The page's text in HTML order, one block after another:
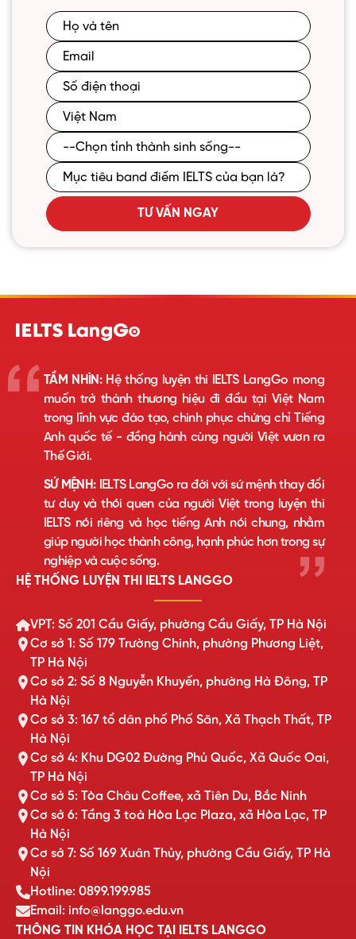
Cơ sở Hòa Lạc, TP Hà Nội
Địa chỉ: Tầng 3 toà Hòa Lạc Plaza, xã Hòa Lạc, TP
Hà Nội
Cơ sở Xuân Thủy, TP Hà Nội
Địa chỉ: Số 169 Xuân Thủy, phường Cầu Giấy, TP
Hà Nội
TƯ VẤN NGAY
TẦM NHÌN:Hệ thống luyện thi IELTS LangGo mong
muốn trở thành thương hiệu đi đầu tại Việt Nam
trong lĩnh vực đào tạo, chinh phục chứng chỉ Tiếng
Anh quốc tế - đồng hành cùng người Việt vươn ra
Thế Giới.
SỨ MỆNH:IELTS LangGo ra đời với sứ mệnh thay đổi
tư duy và thói quen của người Việt trong luyện thi
IELTS nói riêng và học tiếng Anh nói chung, nhằm
giúp người học thành công, hạnh phúc hơn trong sự
nghiệp và cuộc sống.
HỆ THỐNG LUYỆN THI IELTS LANGGO
VPT: Số 201 Cầu Giấy, phường Cầu Giấy, TP Hà Nội
Cơ sở 1: Số 179 Trường Chinh, phường Phương Liệt,
TP Hà Nội
Cơ sở 2: Số 8 Nguyễn Khuyến, phường Hà Đông, TP
Hà Nội
Cơ sở 3: 167 tổ dân phố Phố Săn, Xã Thạch Thất, TP
Hà Nội
Cơ sở 4: Khu DG02 Đường Phủ Quốc, Xã Quốc Oai,
TP Hà Nội
Cơ sở 5: Tòa Châu Coffee, xã Tiên Du, Bắc Ninh
Cơ sở 6: Tầng 3 toà Hòa Lạc Plaza, xã Hòa Lạc, TP
Hà Nội
Cơ sở 7: Số 169 Xuân Thủy, phường Cầu Giấy, TP Hà
Nội
Hotline: 0899.199.985
Email: info@langgo.edu.vn
THÔNG TIN KHÓA HỌC TẠI IELTS LANGGO